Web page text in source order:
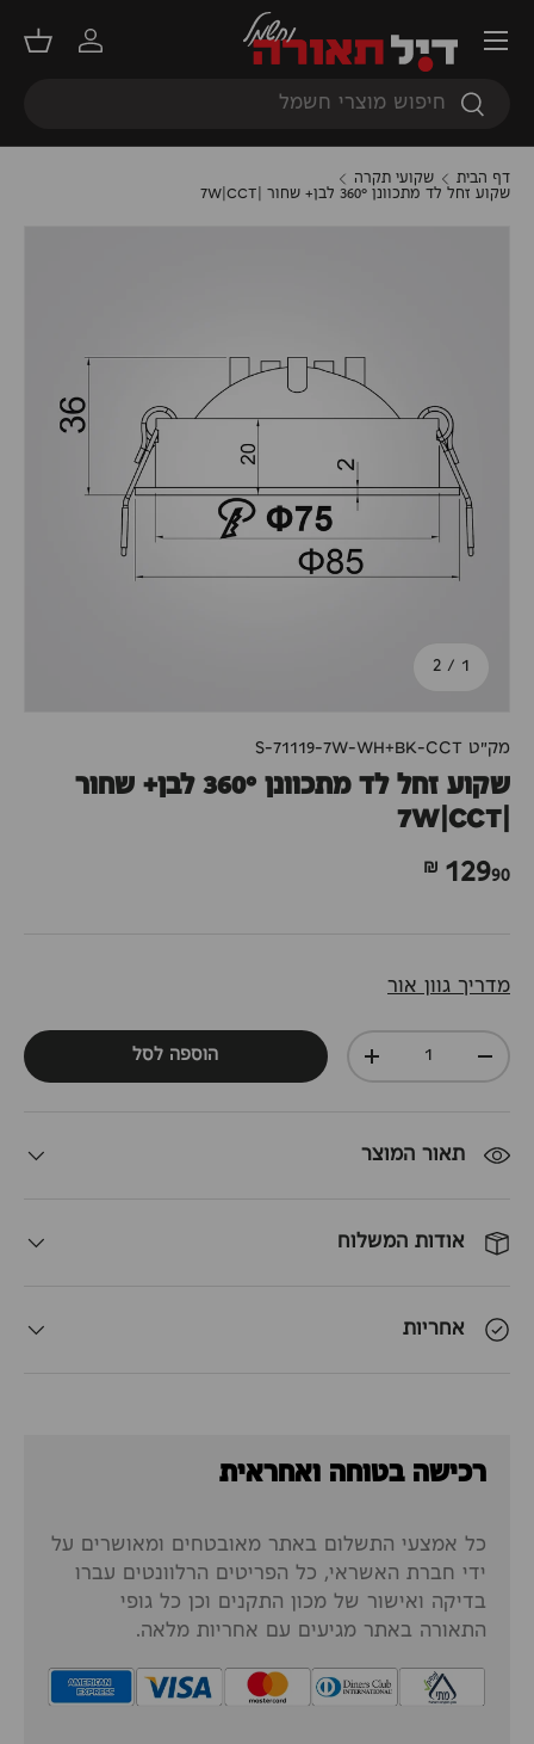
דילוג
חיפוש
חיפוש
התחברות
סל
תפריט
דף הבית
שקועי תקרה
שקוע זחל לד מתכוונן 360° לבן+ שחור |7W|CCT
1
/ מתוך
2
מק"ט S-71119-7W-WH+BK-CCT
שקוע זחל לד מתכוונן 360° לבן+ שחור
12990 ₪
מדריך גוון אור
כמות
+ הוספה לסל
תאור המוצר
אודות המשלוח
אחריות
רכישה בטוחה ואחראית
כל אמצעי התשלום באתר מאובטחים ומאושרים על
ידי חברת האשראי, כל הפריטים הרלוונטים עברו
בדיקה ואישור של מכון התקנים וכן כל גופי
התאורה באתר מגיעים עם אחריות מלאה.